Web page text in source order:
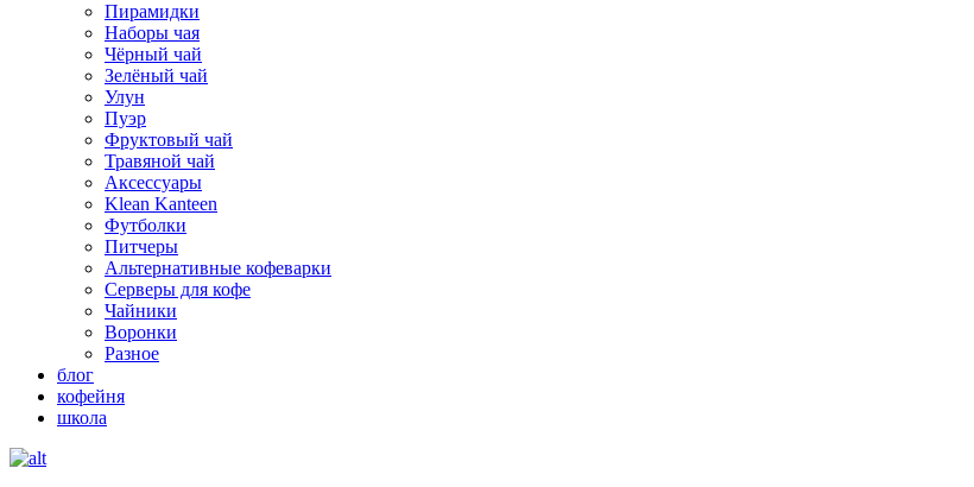
Пирамидки
Наборы чая
Чёрный чай
Зелёный чай
Улун
Пуэр
Фруктовый чай
Травяной чай
Аксессуары
Klean Kanteen
Футболки
Питчеры
Альтернативные кофеварки
Серверы для кофе
Чайники
Воронки
Разное
блог
кофейня
школа